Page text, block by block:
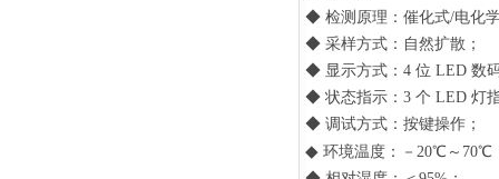
◆ 检测原理：催化式/电化
◆ 采样方式：自然扩散；
◆ 显示方式：4 位 LED 数
◆ 状态指示：3 个 LED 灯
◆ 调试方式：按键操作；
◆ 环境温度：－20℃～70℃